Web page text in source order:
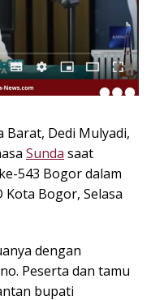
Barat, Dedi Mulyadi,
Sunda saat
543 Bogor dalam
Kota Bogor, Selasa
dengan
Peserta dan tamu
bupati